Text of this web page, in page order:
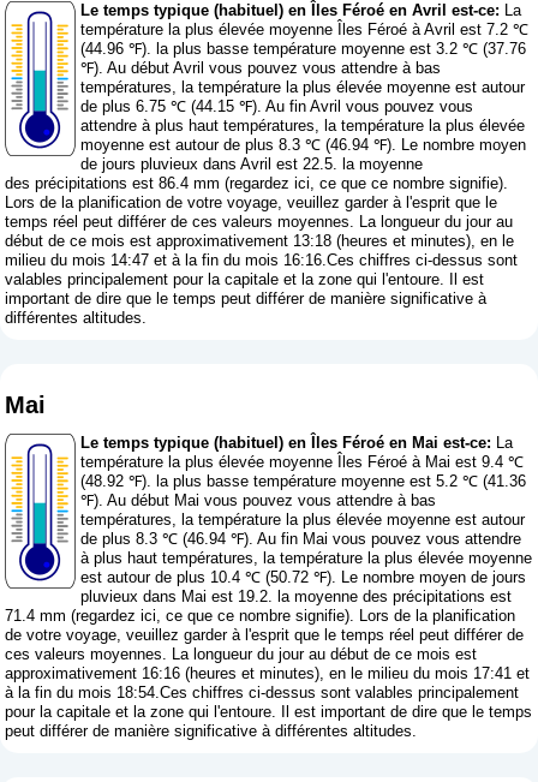
Le temps typique (habituel) en Îles Féroé en Avril est-ce: La
température la plus élevée moyenne Îles Féroé à Avril est 7.2 ℃
(44.96 ℉). la plus basse température moyenne est 3.2 ℃ (37.76
℉). Au début Avril vous pouvez vous attendre à bas
températures, la température la plus élevée moyenne est autour
de plus 6.75 ℃ (44.15 ℉). Au fin Avril vous pouvez vous
attendre à plus haut températures, la température la plus élevée
moyenne est autour de plus 8.3 ℃ (46.94 ℉). Le nombre moyen
de jours pluvieux dans Avril est 22.5. la moyenne
des précipitations est 86.4 mm (regardez ici, ce que ce nombre signifie).
Lors de la planification de votre voyage, veuillez garder à l'esprit que le
temps réel peut différer de ces valeurs moyennes. La longueur du jour au
début de ce mois est approximativement 13:18 (heures et minutes), en le
milieu du mois 14:47 et à la fin du mois 16:16.Ces chiffres ci-dessus sont
valables principalement pour la capitale et la zone qui l'entoure. Il est
important de dire que le temps peut différer de manière significative à
différentes altitudes.
Mai
Le temps typique (habituel) en Îles Féroé en Mai est-ce: La
température la plus élevée moyenne Îles Féroé à Mai est 9.4 ℃
(48.92 ℉). la plus basse température moyenne est 5.2 ℃ (41.36
℉). Au début Mai vous pouvez vous attendre à bas
températures, la température la plus élevée moyenne est autour
de plus 8.3 ℃ (46.94 ℉). Au fin Mai vous pouvez vous attendre
à plus haut températures, la température la plus élevée moyenne
est autour de plus 10.4 ℃ (50.72 ℉). Le nombre moyen de jours
pluvieux dans Mai est 19.2. la moyenne des précipitations est
71.4 mm (regardez ici, ce que ce nombre signifie). Lors de la planification
de votre voyage, veuillez garder à l'esprit que le temps réel peut différer de
ces valeurs moyennes. La longueur du jour au début de ce mois est
approximativement 16:16 (heures et minutes), en le milieu du mois 17:41 et
à la fin du mois 18:54.Ces chiffres ci-dessus sont valables principalement
pour la capitale et la zone qui l'entoure. Il est important de dire que le temps
peut différer de manière significative à différentes altitudes.